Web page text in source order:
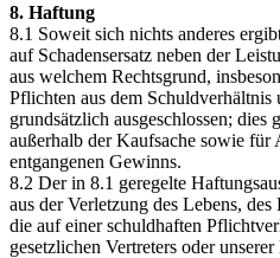
8. Haftung
8.1 Soweit sich nichts anderes
auf Schadensersatz neben der
aus welchem Rechtsgrund,
Pflichten aus dem Schuldverhältnis
grundsätzlich ausgeschlossen; dies
außerhalb der Kaufsache sowie für
entgangenen Gewinns.
8.2 Der in 8.1 geregelte
aus der Verletzung des Lebens,
die auf einer schuldhaften
gesetzlichen Vertreters oder